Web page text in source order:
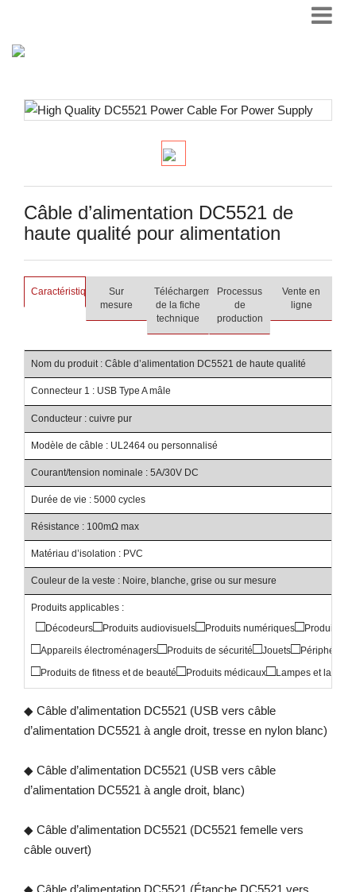
Câble d’alimentation DC5521 de
haute qualité pour alimentation
Caractéristiques
Sur
mesure
Téléchargement
de la fiche
technique
Processus
de
production
Vente en
ligne
Nom du produit : Câble d’alimentation DC5521 de haute qualité
Connecteur 1 : USB Type A mâle
Conducteur : cuivre pur
Modèle de câble : UL2464 ou personnalisé
Courant/tension nominale : 5A/30V DC
Durée de vie : 5000 cycles
Résistance : 100mΩ max
Matériau d’isolation : PVC
Couleur de la veste : Noire, blanche, grise ou sur mesure
Produits applicables :
□Décodeurs□Produits audiovisuels□Produits numériques□Produits
□Appareils électroménagers□Produits de sécurité□Jouets□
□Produits de fitness et de beauté□Produits médicaux□Lampes et
◆ Câble d’alimentation DC5521 (USB vers câble
d’alimentation DC5521 à angle droit, tresse en nylon blanc)
◆ Câble d’alimentation DC5521 (USB vers câble
d’alimentation DC5521 à angle droit, blanc)
◆ Câble d’alimentation DC5521 (DC5521 femelle vers
câble ouvert)
◆ Câble d’alimentation DC5521 (Étanche DC5521 vers